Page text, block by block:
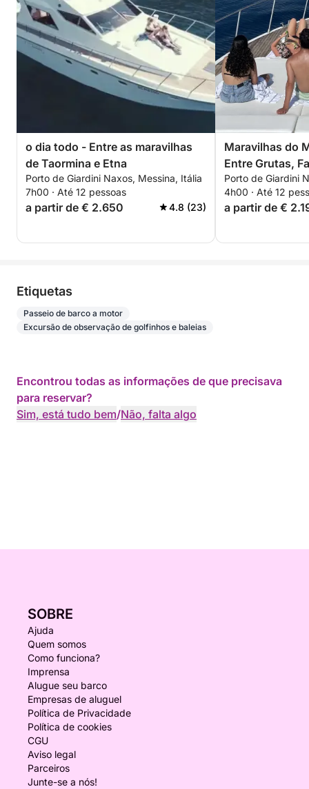
o dia todo - Entre as maravilhas
de Taormina e Etna
Porto de Giardini Naxos, Messina, Itália
7h00 · Até 12 pessoas
a partir de € 2.650 4.8 (23)
Maravilhas do
Entre Grutas,
Mergulho com
Taormina
Porto de Giardini
4h00 · Até 12
a partir de €
Etiquetas
Passeio de barco a motor
Excursão de observação de golfinhos e baleias
Encontrou todas as informações de que precisava
para reservar?
Sim, está tudo bem/Não, falta algo
SOBRE
Ajuda
Quem somos
Como funciona?
Imprensa
Alugue seu barco
Empresas de aluguel
Política de Privacidade
Política de cookies
CGU
Aviso legal
Parceiros
Junte-se a nós!